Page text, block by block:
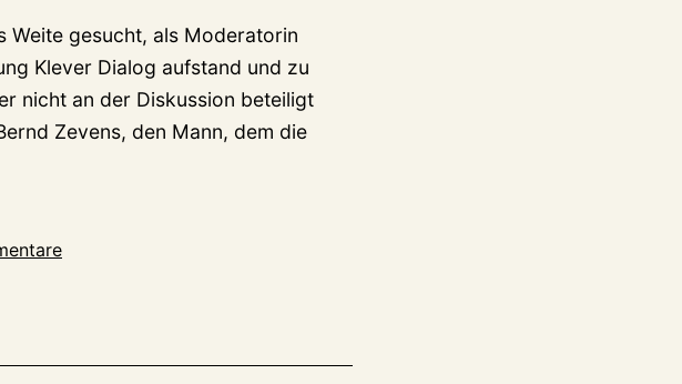
Weite gesucht, als Moderatorin
Klever Dialog aufstand und zu
nicht an der Diskussion beteiligt
Zevens, den Mann, dem die